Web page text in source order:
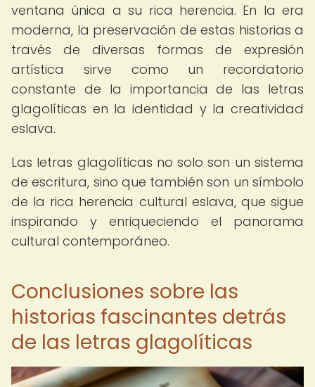
ventana única a su rica herencia. En la era
moderna, la preservación de estas historias a
través de diversas formas de expresión
artística sirve como un recordatorio
constante de la importancia de las letras
glagolíticas en la identidad y la creatividad
eslava.
Las letras glagolíticas no solo son un sistema
de escritura, sino que también son un símbolo
de la rica herencia cultural eslava, que sigue
inspirando y enriqueciendo el panorama
cultural contemporáneo.
Conclusiones sobre las
historias fascinantes detrás
de las letras glagolíticas